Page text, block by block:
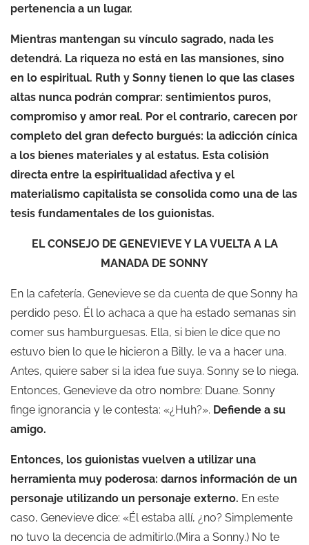
pertenencia a un lugar.
Mientras mantengan su vínculo sagrado, nada les
detendrá. La riqueza no está en las mansiones, sino
en lo espiritual. Ruth y Sonny tienen lo que las clases
altas nunca podrán comprar: sentimientos puros,
compromiso y amor real. Por el contrario, carecen por
completo del gran defecto burgués: la adicción cínica
a los bienes materiales y al estatus. Esta colisión
directa entre la espiritualidad afectiva y el
materialismo capitalista se consolida como una de las
tesis fundamentales de los guionistas.
EL CONSEJO DE GENEVIEVE Y LA VUELTA A LA
MANADA DE SONNY
En la cafetería, Genevieve se da cuenta de que Sonny ha
perdido peso. Él lo achaca a que ha estado semanas sin
comer sus hamburguesas. Ella, si bien le dice que no
estuvo bien lo que le hicieron a Billy, le va a hacer una.
Antes, quiere saber si la idea fue suya. Sonny se lo niega.
Entonces, Genevieve da otro nombre: Duane. Sonny
finge ignorancia y le contesta: «¿Huh?». Defiende a su
amigo.
Entonces, los guionistas vuelven a utilizar una
herramienta muy poderosa: darnos información de un
personaje utilizando un personaje externo. En este
caso, Genevieve dice: «Él estaba allí, ¿no? Simplemente
no tuvo la decencia de admitirlo.(Mira a Sonny.) No te